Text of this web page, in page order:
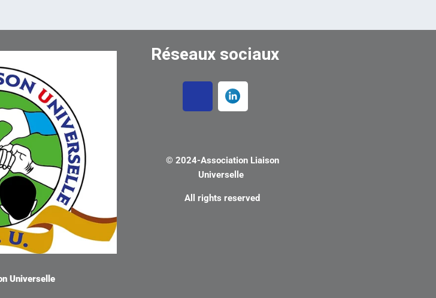
Universelle
Réseaux sociaux
© 2024-Association Liaison
Universelle
All rights reserved